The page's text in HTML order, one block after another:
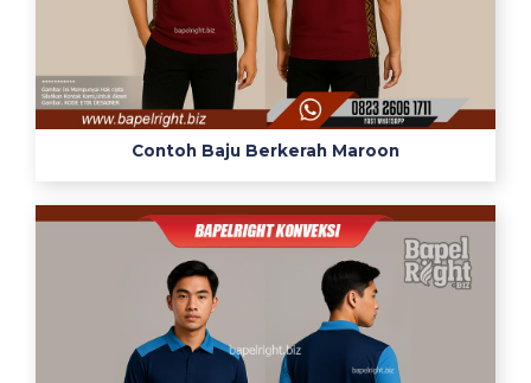
Contoh Baju Berkerah Maroon